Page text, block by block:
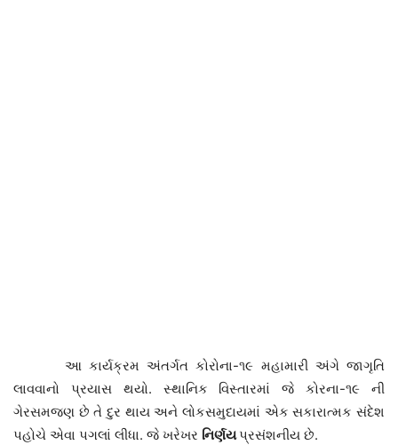
આ કાર્યક્રમ અંતર્ગત કોરોના-૧૯ મહામારી અંગે જાગૃતિ
લાવવાનો પ્રયાસ થયો. સ્થાનિક વિસ્તારમાં જે કોરના-૧૯ ની
ગેરસમજણ છે તે દુર થાય અને લોકસમુદાયમાં એક સકારાત્મક સંદેશ
પહોચે એવા પગલાં લીધા. જે ખરેખર નિર્ણયપ્રસંશનીય છે.